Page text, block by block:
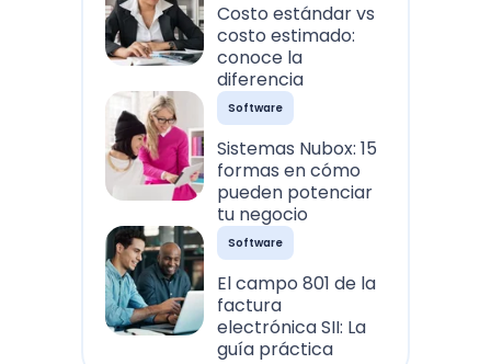
Costo estándar vs
costo estimado:
conoce la
diferencia
Software
Sistemas Nubox: 15
formas en cómo
pueden potenciar
tu negocio
Software
El campo 801 de la
factura
electrónica SII: La
guía práctica